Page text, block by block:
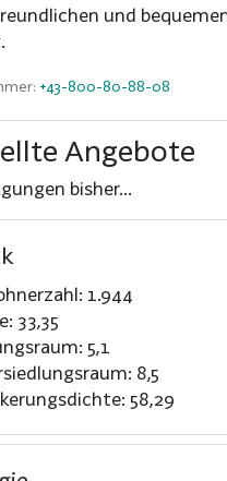
und
+43-800-80-88-08
Angebote
bisher...
1.944
33,35
5,1
8,5
58,29